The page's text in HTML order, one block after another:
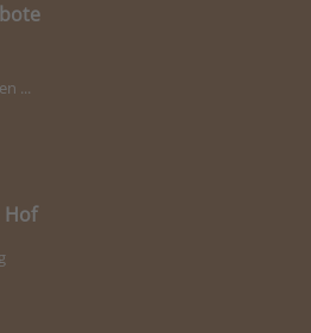
...
Hof